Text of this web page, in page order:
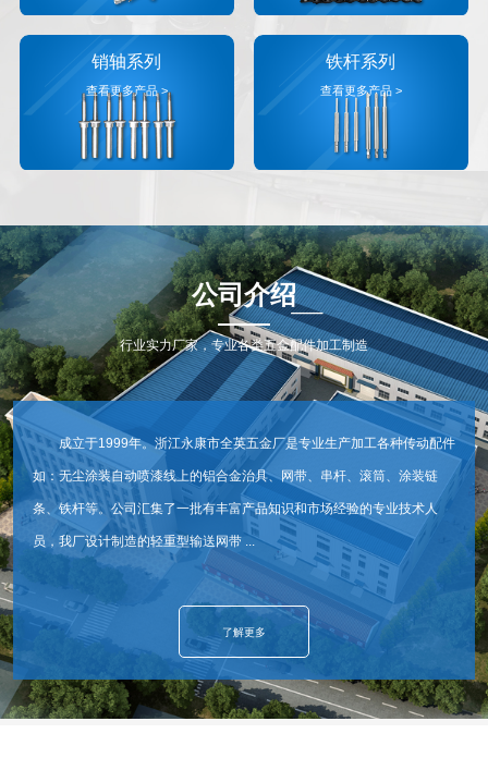
销轴系列
查看更多产品 >
铁杆系列
查看更多产品 >
公司介绍
行业实力厂家，专业各类五金配件加工制造
成立于1999年。浙江永康市全英五金厂是专业生产加工各种传动配件
如：无尘涂装自动喷漆线上的铝合金治具、网带、串杆、滚筒、涂装链
条、铁杆等。公司汇集了一批有丰富产品知识和市场经验的专业技术人
员，我厂设计制造的轻重型输送网带 ...
了解更多